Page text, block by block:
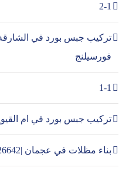
2-1
فورسيلنج
1-1
تركيب جبس بورد في ام القيوين
بناء مظلات في عجمان |0544026642| مظلات سيارات